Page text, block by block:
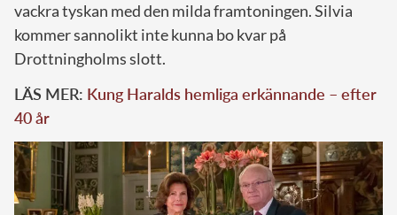
vackra tyskan med den milda framtoningen. Silvia
kommer sannolikt inte kunna bo kvar på
Drottningholms slott.
LÄS MER: Kung Haralds hemliga erkännande – efter
40 år